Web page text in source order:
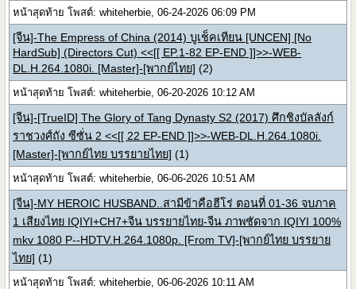
หน้าสุดท้าย โพสต์: whiteherbie, 06-24-2026 06:09 PM
[จีน]-The Empress of China (2014) บูเช็คเทียน [UNCEN] [No
HardSub] (Directors Cut) <<[[ EP.1-82 EP-END ]]>>-WEB-
DL.H.264.1080i. [Master]-[พากย์ไทย] (2)
หน้าสุดท้าย โพสต์: whiteherbie, 06-20-2026 10:12 AM
[จีน]-[TrueID] The Glory of Tang Dynasty S2 (2017) ศึกชิงบัลลังก์
ราชวงศ์ถัง ซีซั่น 2 <<[[ 22 EP-END ]]>>-WEB-DL.H.264.1080i.
[Master]-[พากย์ไทย บรรยายไทย] (1)
หน้าสุดท้าย โพสต์: whiteherbie, 06-06-2026 10:51 AM
[จีน]-MY HEROIC HUSBAND..สามีข้าคือฮีโร่ ตอนที่ 01-36 จบภาค
1 เสียงไทย IQIYI+CH7+จีน บรรยายไทย-จีน ภาพชัดจาก IQIYI 100%
mkv 1080 P--HDTV.H.264.1080p. [From TV]-[พากย์ไทย บรรยาย
ไทย] (1)
หน้าสุดท้าย โพสต์: whiteherbie, 06-06-2026 10:11 AM